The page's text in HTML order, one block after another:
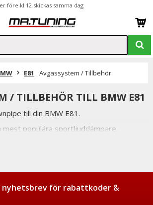
före kl 12 skickas samma dag
E81 Avgassystem / Tillbehör
/ TILLBEHÖR TILL BMW E81
till din BMW E81.
mest populära sportljuddämpare,
downpipe till BMW E81.
som möjligt samt snabba
före kl 12.00 skickas samma dag.
nyhetsbrev för rabattkoder &